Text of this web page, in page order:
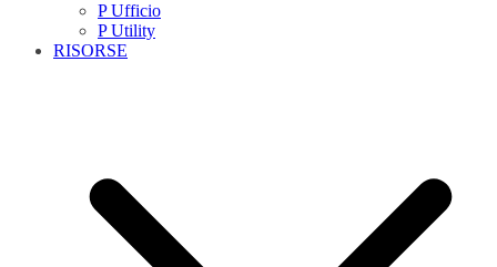
P Ufficio
P Utility
RISORSE